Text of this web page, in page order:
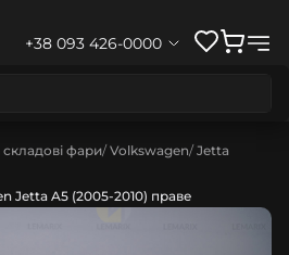
+38 093 426-0000
фари Volkswagen Jetta
Jetta A5 (2005-2010) праве